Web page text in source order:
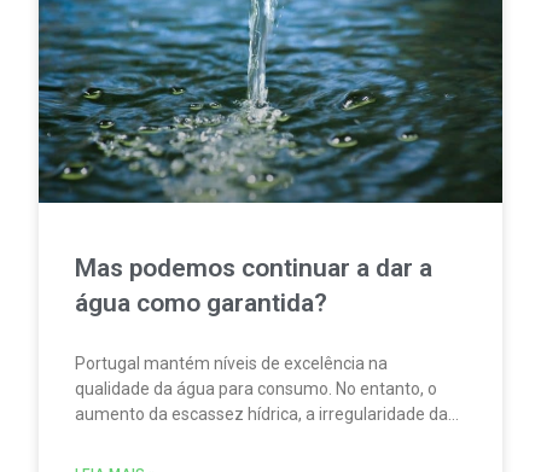
combinando fiabilidade mecânica e segurança.
Mas podemos continuar a dar a
água como garantida?
Portugal mantém níveis de excelência na
qualidade da água para consumo. No entanto, o
aumento da escassez hídrica, a irregularidade da
obrigam o país a preparar-se para um futuro mais